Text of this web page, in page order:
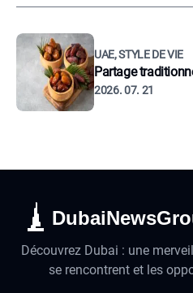
UAE, STYLE DE VIE
Partage
2026. 07. 21
Découvrez Dubai : une
se rencontrent et les